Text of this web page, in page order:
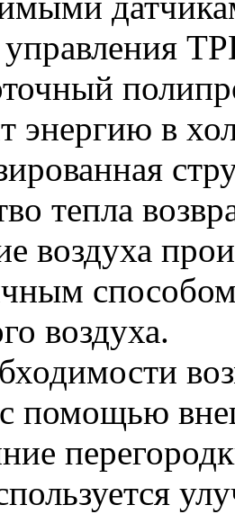
энергию в
тепла
воздуха
воздуха.
с помощью